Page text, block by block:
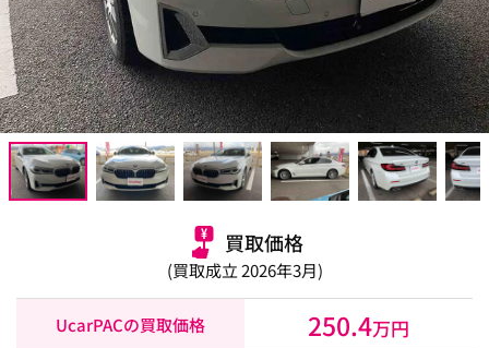
買取価格
(買取成立 2026年3月)
UcarPACの買取価格 250.4万円